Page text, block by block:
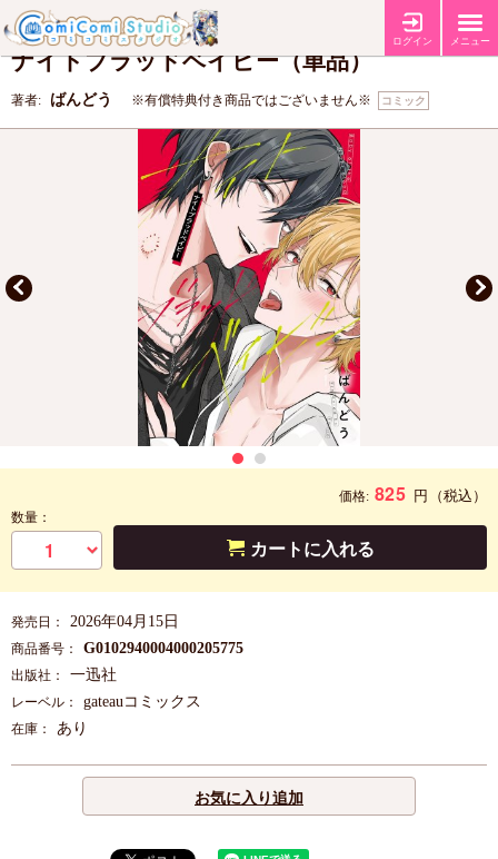
ログイン メニュー
特典 【コミコミ特典4Pリーフレット】
ナイトブラッドベイビー（単品）
著者: ばんどう ※有償特典付き商品ではございません※ コミック
価格: 825 円 （税込）
数量：
カートに入れる
発売日： 2026年04月15日
商品番号： G0102940004000205775
出版社： 一迅社
レーベル： gateauコミックス
在庫： あり
お気に入り追加